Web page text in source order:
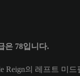
은 78입니다.
Reign의 레프트 미